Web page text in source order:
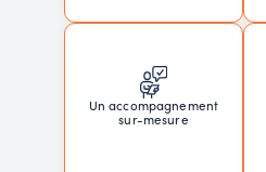
Un accompagnement
sur-mesure